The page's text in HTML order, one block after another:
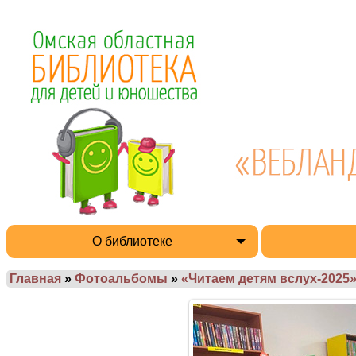
О библиотеке
Главная » Фотоальбомы » «Читаем детям вслух-2025»